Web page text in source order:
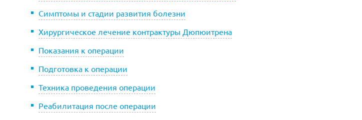
Симптомы и стадии развития болезни
Хирургическое лечение контрактуры Дюпюитрена
Показания к операции
Подготовка к операции
Техника проведения операции
Реабилитация после операции